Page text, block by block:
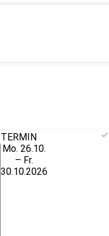
TERMIN
Mo. 26.10.
– Fr.
30.10.2026